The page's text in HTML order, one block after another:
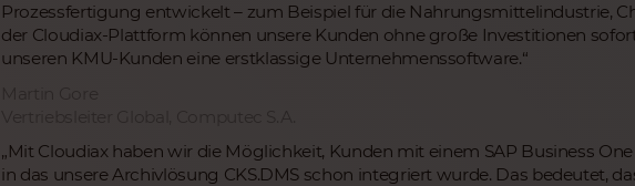
Prozessfertigung entwickelt – zum Beispiel für die Nahrungsmittelindustrie,
der Cloudiax-Plattform können unsere Kunden ohne große Investitionen
unseren KMU-Kunden eine erstklassige Unternehmenssoftware.“
„Mit Cloudiax haben wir die Möglichkeit, Kunden mit einem SAP Business
in das unsere Archivlösung CKS.DMS schon integriert wurde. Das bedeutet,